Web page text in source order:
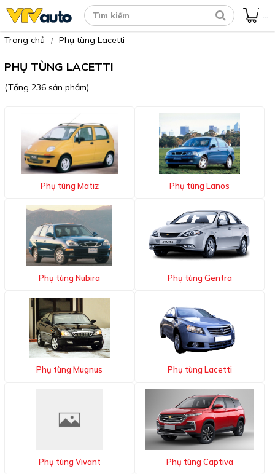
Trang chủ | Phụ tùng Lacetti
PHỤ TÙNG LACETTI
(Tổng 236 sản phẩm)
Phụ tùng Matiz Phụ tùng Lanos
Phụ tùng Nubira Phụ tùng Gentra
Phụ tùng Mugnus Phụ tùng Lacetti
Phụ tùng Vivant Phụ tùng Captiva